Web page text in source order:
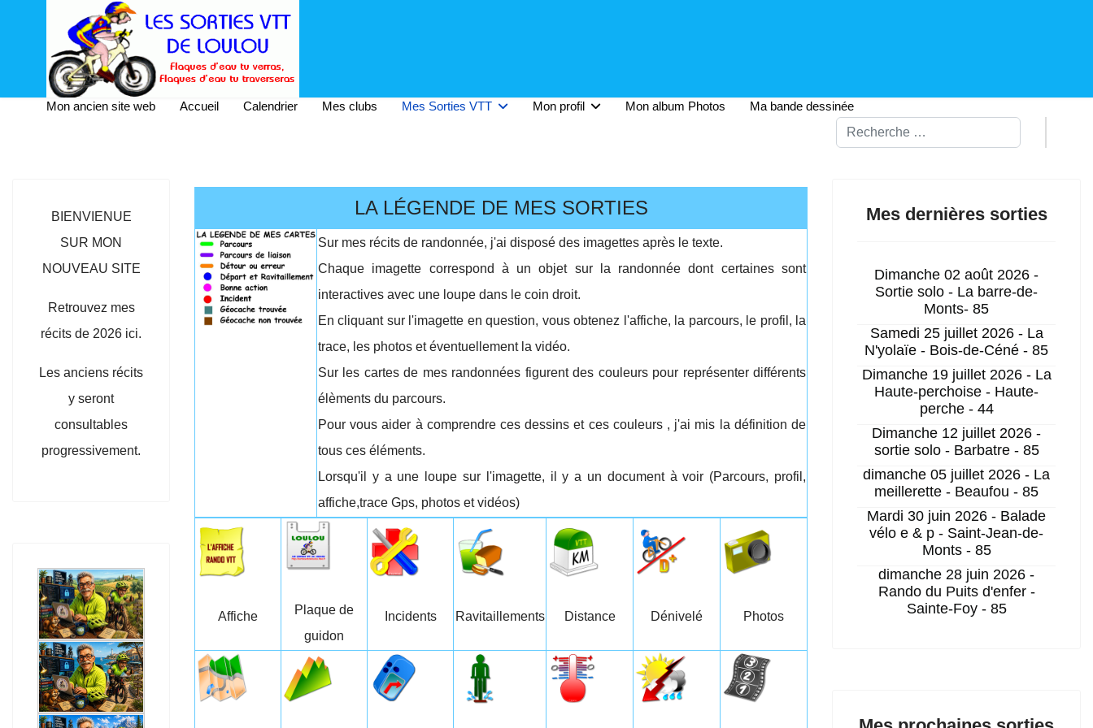
Mon ancien site web Accueil Calendrier Mes clubs Mes Sorties VTT Mon profil Mon album Photos Ma bande dessinée
Rechercher
BIENVIENUE
SUR MON
NOUVEAU SITE
Retrouvez mes
récits de 2026 ici.
Les anciens récits
y seront
consultables
progressivement.
LA LÉGENDE DE MES SORTIES
Sur mes récits de randonnée, j'ai disposé des imagettes après le texte.
Chaque imagette correspond à un objet sur la randonnée dont certaines sont
interactives avec une loupe dans le coin droit.
En cliquant sur l'imagette en question, vous obtenez l'affiche, la parcours, le profil, la
trace, les photos et éventuellement la vidéo.
Sur les cartes de mes randonnées figurent des couleurs pour représenter différents
élèments du parcours.
Pour vous aider à comprendre ces dessins et ces couleurs , j'ai mis la définition de
tous ces éléments.
Lorsqu'il y a une loupe sur l'imagette, il y a un document à voir (Parcours, profil,
affiche,trace Gps, photos et vidéos)
Affiche
Plaque de
guidon
Incidents Ravitaillements Distance Dénivelé Photos
Mes dernières sorties
Dimanche 02 août 2026 -
Sortie solo - La barre-de-
Monts- 85
Samedi 25 juillet 2026 - La
N'yolaïe - Bois-de-Céné - 85
Dimanche 19 juillet 2026 - La
Haute-perchoise - Haute-
perche - 44
Dimanche 12 juillet 2026 -
sortie solo - Barbatre - 85
dimanche 05 juillet 2026 - La
meillerette - Beaufou - 85
Mardi 30 juin 2026 - Balade
vélo e & p - Saint-Jean-de-
Monts - 85
dimanche 28 juin 2026 -
Rando du Puits d'enfer -
Sainte-Foy - 85